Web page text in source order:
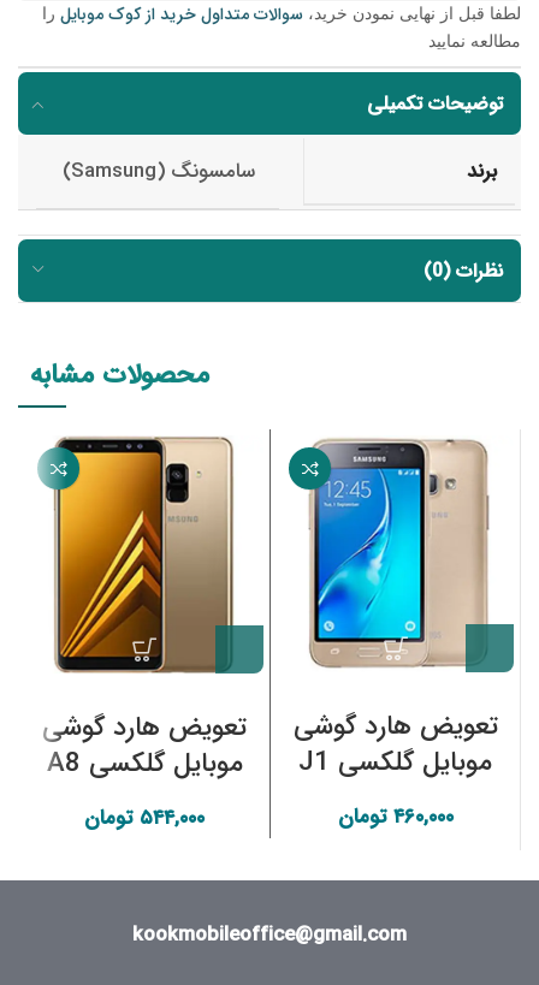
لطفا قبل از نهایی نمودن خرید، سوالات متداول خرید از کوک موبایل را
مطالعه نمایید
توضیحات تکمیلی
برند سامسونگ (Samsung)
نظرات (0)
محصولات مشابه
تعویض هارد گوشی
موبایل گلکسی J1
2016 (SM-
J120M) سامسونگ
۴۶۰,۰۰۰ تومان
تعویض هارد گوشی
موبایل گلکسی A8
سامسونگ
۵۴۴,۰۰۰ تومان
kookmobileoffice@gmail.com